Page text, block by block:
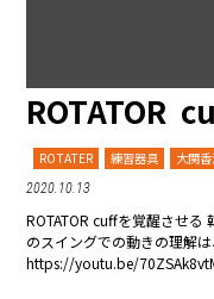
ROTATOR
ROTATER 練習器具 大関
2020.10.13
ROTATOR cuffを覚醒させ
のスイングでの動きの理解
https://youtu.be/